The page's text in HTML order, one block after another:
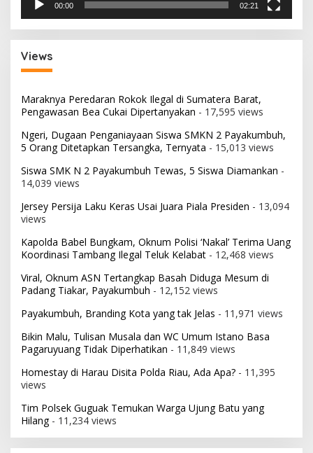
00:00 02:21
Views
Maraknya Peredaran Rokok Ilegal di Sumatera Barat,
Pengawasan Bea Cukai Dipertanyakan - 17,595 views
Ngeri, Dugaan Penganiayaan Siswa SMKN 2 Payakumbuh,
5 Orang Ditetapkan Tersangka, Ternyata - 15,013 views
Siswa SMK N 2 Payakumbuh Tewas, 5 Siswa Diamankan -
14,039 views
Jersey Persija Laku Keras Usai Juara Piala Presiden - 13,094
views
Kapolda Babel Bungkam, Oknum Polisi ‘Nakal’ Terima Uang
Koordinasi Tambang Ilegal Teluk Kelabat - 12,468 views
Viral, Oknum ASN Tertangkap Basah Diduga Mesum di
Padang Tiakar, Payakumbuh - 12,152 views
Payakumbuh, Branding Kota yang tak Jelas - 11,971 views
Bikin Malu, Tulisan Musala dan WC Umum Istano Basa
Pagaruyuang Tidak Diperhatikan - 11,849 views
Homestay di Harau Disita Polda Riau, Ada Apa? - 11,395
views
Tim Polsek Guguak Temukan Warga Ujung Batu yang
Hilang- 11,234 views